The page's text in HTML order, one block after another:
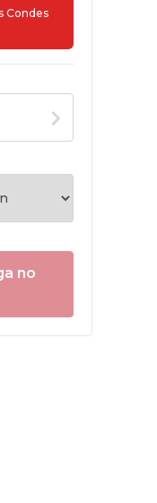
Condes
no